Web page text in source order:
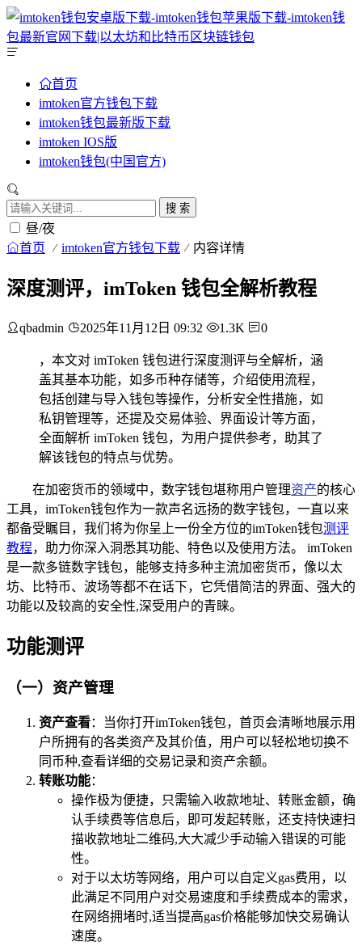
首页
imtoken官方钱包下载
imtoken钱包最新版下载
imtoken IOS版
imtoken钱包(中国官方)
搜 索
昼/夜
首页 imtoken官方钱包下载 内容详情
深度测评，imToken 钱包全解析教程
qbadmin 2025年11月12日 09:32 1.3K 0
，本文对 imToken 钱包进行深度测评与全解析，涵
盖其基本功能，如多币种存储等，介绍使用流程，
包括创建与导入钱包等操作，分析安全性措施，如
私钥管理等，还提及交易体验、界面设计等方面，
全面解析 imToken 钱包，为用户提供参考，助其了
解该钱包的特点与优势。
在加密货币的领域中，数字钱包堪称用户管理资产的核心
工具，imToken钱包作为一款声名远扬的数字钱包，一直以来
都备受瞩目，我们将为你呈上一份全方位的imToken钱包测评
教程，助力你深入洞悉其功能、特色以及使用方法。 imToken
是一款多链数字钱包，能够支持多种主流加密货币，像以太
坊、比特币、波场等都不在话下，它凭借简洁的界面、强大的
功能以及较高的安全性,深受用户的青睐。
功能测评
（一）资产管理
资产查看：当你打开imToken钱包，首页会清晰地展示用
户所拥有的各类资产及其价值，用户可以轻松地切换不
同币种,查看详细的交易记录和资产余额。
转账功能：
操作极为便捷，只需输入收款地址、转账金额，确
认手续费等信息后，即可发起转账，还支持快速扫
描收款地址二维码,大大减少手动输入错误的可能
性。
对于以太坊等网络，用户可以自定义gas费用，以
此满足不同用户对交易速度和手续费成本的需求，
在网络拥堵时,适当提高gas价格能够加快交易确认
速度。